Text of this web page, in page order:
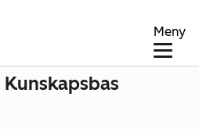
Meny
Kunskapsbas